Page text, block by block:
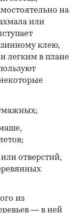
на
или
клею,
легким в плане
отверстий,
из
— в ней